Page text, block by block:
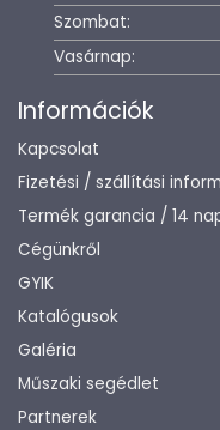
Szombat:
Vasárnap:
Információk
Kapcsolat
Fizetési / szállítási
Termék garancia / 14
Cégünkről
GYIK
Katalógusok
Galéria
Műszaki segédlet
Partnerek